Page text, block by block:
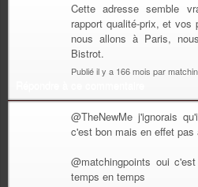
Cette adresse semble
rapport qualité-prix, et vos
nous allons à Paris,
Bistrot.
Publié il y a 166 mois par
@TheNewMe j'ignorais
c'est bon mais en effet
@matchingpoints oui
temps en temps